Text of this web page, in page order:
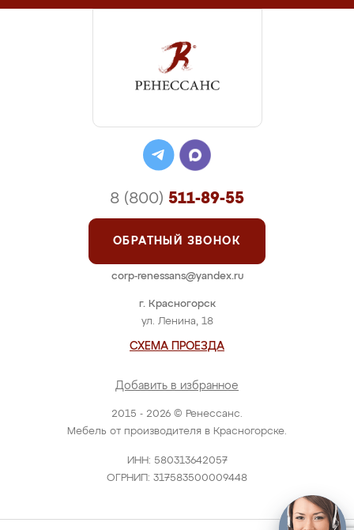
2015 - 2026 © Ренессанс.
Мебель от производителя в Красногорске.
ИНН: 580313642057
ОГРНИП: 317583500009448
г. Красногорск
ул. Ленина, 18
СХЕМА ПРОЕЗДА
Добавить в избранное
8 (800) 511-89-55
ОБРАТНЫЙ ЗВОНОК
corp-renessans@yandex.ru